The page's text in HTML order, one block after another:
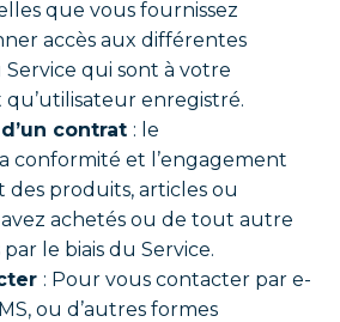
que vous fournissez
accès aux différentes
qui sont à votre
enregistré.
contrat : le
conformité et l’engagement
des produits, articles ou
achetés ou de tout autre
le biais du Service.
: Pour vous contacter par e-
ou d’autres formes